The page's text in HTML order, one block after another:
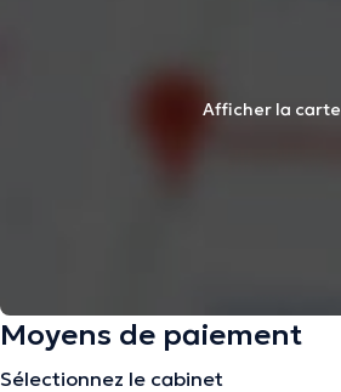
Afficher la carte
Moyens de paiement
Sélectionnez le cabinet